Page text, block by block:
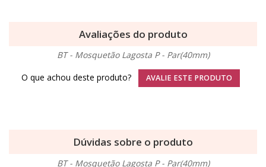
Avaliações do produto
BT - Mosquetão Lagosta P - Par(40mm)
O que achou deste produto?
AVALIE ESTE PRODUTO
Dúvidas sobre o produto
BT - Mosquetão Lagosta P - Par(40mm)